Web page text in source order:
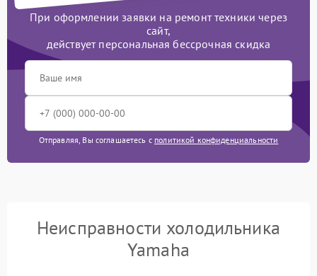
При оформлении заявки на ремонт техники через
сайт,
действует персональная бессрочная скидка
Отправляя, Вы соглашаетесь с политикой конфиденциальности
Неисправности холодильника
Yamaha